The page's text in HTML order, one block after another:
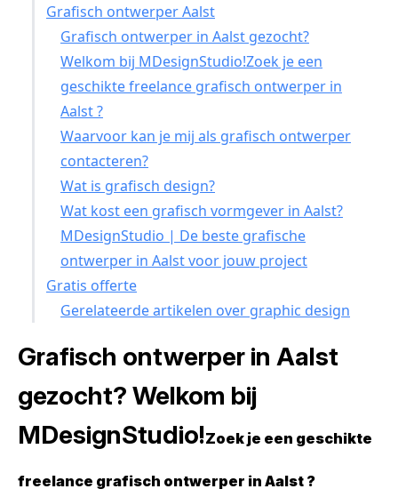
Grafisch ontwerper Aalst
Grafisch ontwerper in Aalst gezocht?
Welkom bij MDesignStudio!Zoek je een
geschikte freelance grafisch ontwerper in
Aalst ?
Waarvoor kan je mij als grafisch ontwerper
contacteren?
Wat is grafisch design?
Wat kost een grafisch vormgever in Aalst?
MDesignStudio | De beste grafische
ontwerper in Aalst voor jouw project
Gratis offerte
Gerelateerde artikelen over graphic design
Grafisch ontwerper in Aalst
gezocht? Welkom bij
MDesignStudio!Zoek je een geschikte
freelance grafisch ontwerper in Aalst ?